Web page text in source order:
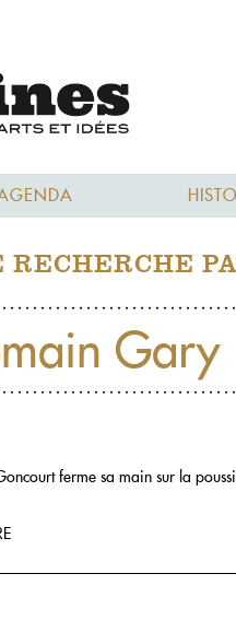
RECHERCHE
Gary
ferme sa main sur la